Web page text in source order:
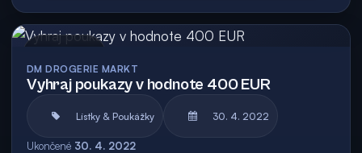
DM DROGERIE MARKT
Vyhraj poukazy v hodnote 400 EUR
Lístky & Poukážky 30. 4. 2022
Ukončené 30. 4. 2022